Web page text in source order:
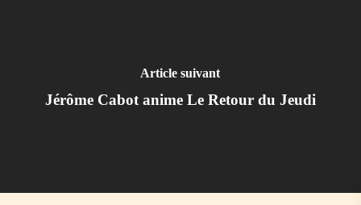
Article suivant
Jérôme Cabot anime Le Retour du Jeudi